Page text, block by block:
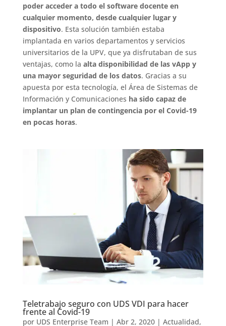
poder acceder a todo el software docente en
cualquier momento, desde cualquier lugar y
dispositivo. Esta solución también estaba
implantada en varios departamentos y servicios
universitarios de la UPV, que ya disfrutaban de sus
ventajas, como la alta disponibilidad de las vApp y
una mayor seguridad de los datos. Gracias a su
apuesta por esta tecnología, el Área de Sistemas de
Información y Comunicaciones ha sido capaz de
implantar un plan de contingencia por el Covid-19
en pocas horas.
Teletrabajo seguro con UDS VDI para hacer
frente al Covid-19
por UDS Enterprise Team | Abr 2, 2020| Actualidad,